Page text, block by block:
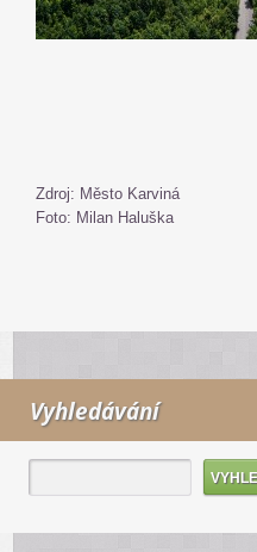
Zdroj: Město Karviná
Foto: Milan Haluška
Vyhledávání